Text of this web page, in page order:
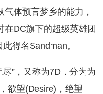
体预言梦乡的能力，
在DC旗下的超级英雄团
得名Sandman。
”，又称为7D，分为为
欲望(Desire)，绝望